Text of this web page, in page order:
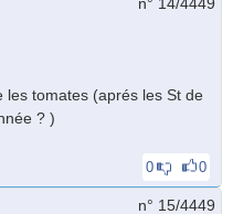
les tomates (aprés les St de
? )
0 0
n° 15/4449